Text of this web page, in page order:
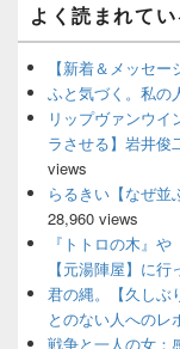
ン
サ
イ
ィ
ェ
エ
ア
よく読まれて
【新着＆メッセー
ふと気づく。私の
リップヴァンウイ
ラさせる】岩井俊
views
らるきい【なぜ並
28,960 views
『トトロの木』
【元湯陣屋】に行
君の縄。【久しぶ
とのない人へのレ
戦争と一人の女：